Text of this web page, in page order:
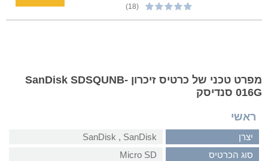
(18)
מפרט טכני של כרטיס זיכרון SanDisk SDSQUNB-
016G סנדיסק
ראשי
יצרן
SanDisk‏ , ‏SanDisk
סוג הכרטיס
Micro SD